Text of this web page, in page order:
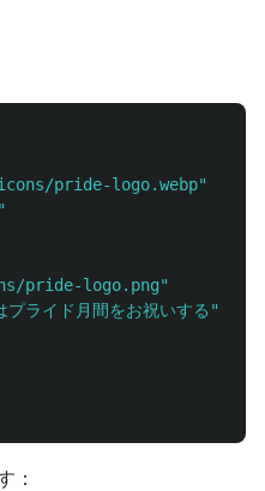
pride-logo.webp"
pride-logo.png"
プライド月間をお祝いする"
：